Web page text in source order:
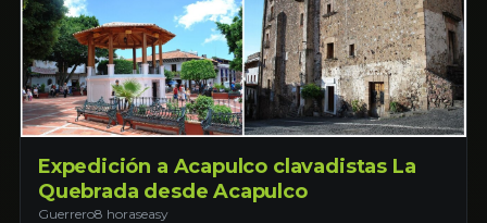
Expedición a Acapulco clavadistas La
Quebrada desde Acapulco
Guerrero8 horaseasy